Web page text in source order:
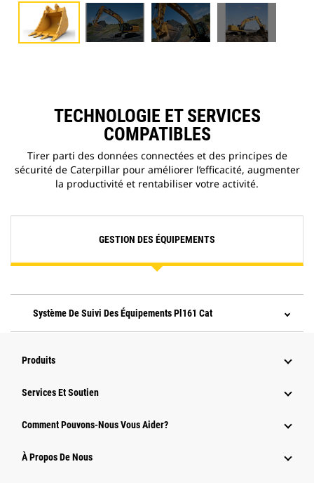
TECHNOLOGIE ET SERVICES
COMPATIBLES
Tirer parti des données connectées et des principes de
sécurité de Caterpillar pour améliorer l’efficacité, augmenter
la productivité et rentabiliser votre activité.
GESTION DES ÉQUIPEMENTS
Système De Suivi Des Équipements Pl161 Cat
Produits
Services Et Soutien
Comment Pouvons-Nous Vous Aider?
À Propos De Nous